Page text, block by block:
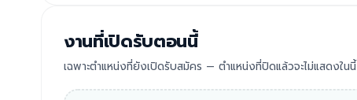
งานที่เปิดรับตอนนี้
เฉพาะตำแหน่งที่ยังเปิดรับสมัคร — ตำแหน่งที่ปิดแล้วจะไม่แสดงในนี้